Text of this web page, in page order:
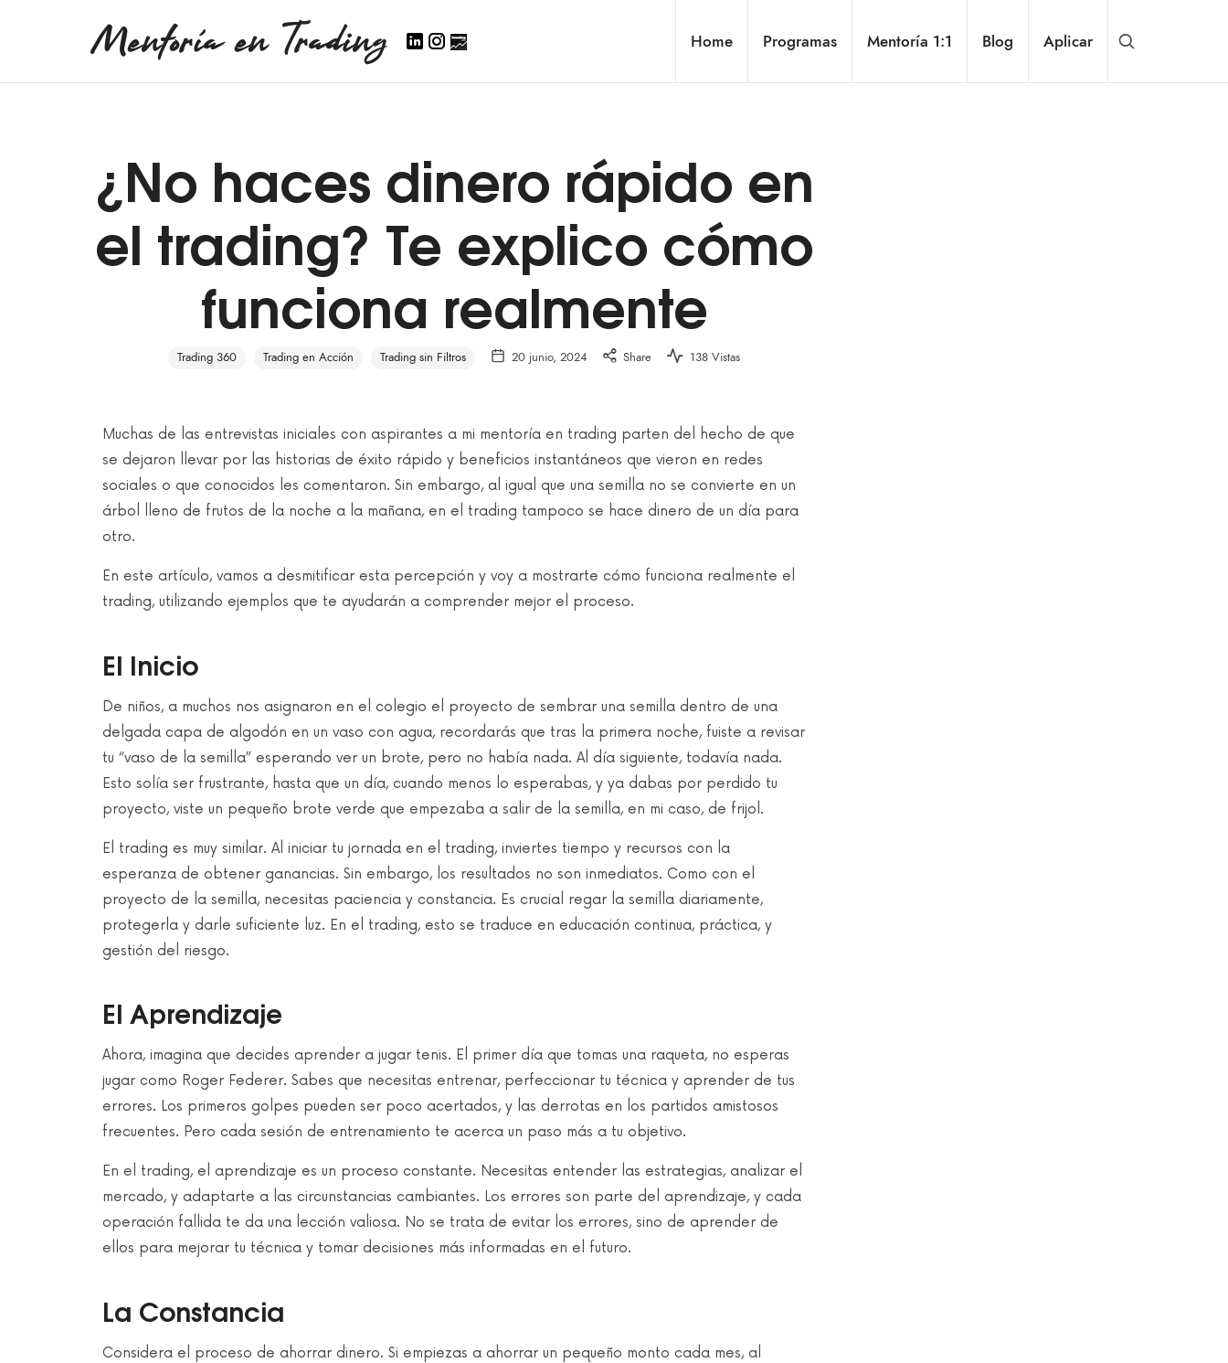
Mentoría en Trading Home Programas Mentoría 1:1 Blog Aplicar
¿No haces dinero rápido en
el trading? Te explico cómo
funciona realmente
Trading 360 Trading en Acción Trading sin Filtros 20 junio, 2024 Share 138 Vistas
Muchas de las entrevistas iniciales con aspirantes a mi mentoría en trading parten del hecho de que
se dejaron llevar por las historias de éxito rápido y beneficios instantáneos que vieron en redes
sociales o que conocidos les comentaron. Sin embargo, al igual que una semilla no se convierte en un
árbol lleno de frutos de la noche a la mañana, en el trading tampoco se hace dinero de un día para
otro.
En este artículo, vamos a desmitificar esta percepción y voy a mostrarte cómo funciona realmente el
trading, utilizando ejemplos que te ayudarán a comprender mejor el proceso.
El Inicio
De niños, a muchos nos asignaron en el colegio el proyecto de sembrar una semilla dentro de una
delgada capa de algodón en un vaso con agua, recordarás que tras la primera noche, fuiste a revisar
tu “vaso de la semilla” esperando ver un brote, pero no había nada. Al día siguiente, todavía nada.
Esto solía ser frustrante, hasta que un día, cuando menos lo esperabas, y ya dabas por perdido tu
proyecto, viste un pequeño brote verde que empezaba a salir de la semilla, en mi caso, de frijol.
El trading es muy similar. Al iniciar tu jornada en el trading, inviertes tiempo y recursos con la
esperanza de obtener ganancias. Sin embargo, los resultados no son inmediatos. Como con el
proyecto de la semilla, necesitas paciencia y constancia. Es crucial regar la semilla diariamente,
protegerla y darle suficiente luz. En el trading, esto se traduce en educación continua, práctica, y
gestión del riesgo.
El Aprendizaje
Ahora, imagina que decides aprender a jugar tenis. El primer día que tomas una raqueta, no esperas
jugar como Roger Federer. Sabes que necesitas entrenar, perfeccionar tu técnica y aprender de tus
errores. Los primeros golpes pueden ser poco acertados, y las derrotas en los partidos amistosos
frecuentes. Pero cada sesión de entrenamiento te acerca un paso más a tu objetivo.
En el trading, el aprendizaje es un proceso constante. Necesitas entender las estrategias, analizar el
mercado, y adaptarte a las circunstancias cambiantes. Los errores son parte del aprendizaje, y cada
operación fallida te da una lección valiosa. No se trata de evitar los errores, sino de aprender de
ellos para mejorar tu técnica y tomar decisiones más informadas en el futuro.
La Constancia
Considera el proceso de ahorrar dinero. Si empiezas a ahorrar un pequeño monto cada mes, al